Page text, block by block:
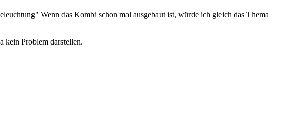
Wenn das Kombi schon mal ausgebaut ist, würde ich gleich das Thema
kein Problem darstellen.